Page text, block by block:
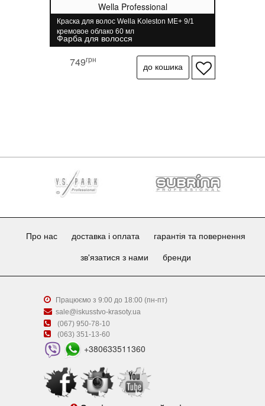
Wella Professional
Краска для волос Wella Koleston ME+ 9/1
кремовое облако 60 мл
Фарба для волосся
749грн
Про нас доставка і оплата гарантія та повернення
зв'язатися з нами бренди
Працюємо з 9:00 до 18:00 (пн-пт)
sale@iskusstvo-krasoty.ua
(067) 950-78-10
(063) 351-13-60
+380633511360